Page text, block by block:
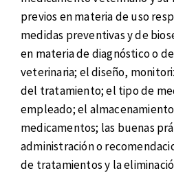
previos en materia de uso
medidas preventivas y de
en materia de diagnóstico o
veterinaria; el diseño,
del tratamiento; el tipo de
empleado; el
medicamentos; las buenas
administración o
de tratamientos y la